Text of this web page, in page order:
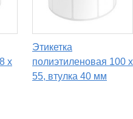
x
Этикетка
полиэтиленовая 100 x
55, втулка 40 мм